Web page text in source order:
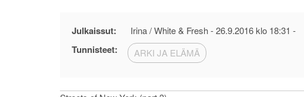
Julkaissut: Irina / White & Fresh -26.9.2016 klo 18:31 -
Tunnisteet: ARKI JA ELÄMÄ